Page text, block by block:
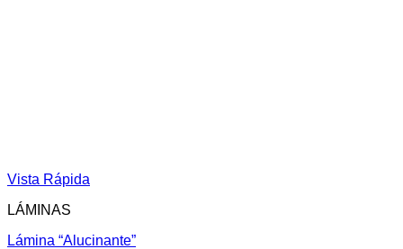
Vista Rápida
LÁMINAS
Lámina “Alucinante”